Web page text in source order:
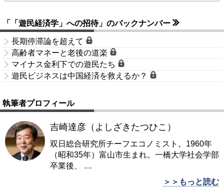
「「遊民経済学」への招待」のバックナンバー
長期停滞論を超えて
高齢者マネーと老後の道楽
マイナス金利下での遊民たち
遊民ビジネスは中国経済を救えるか？
執筆者プロフィール
吉崎達彦（よしざきたつひこ）
双日総合研究所チーフエコノミスト。1960年
（昭和35年）富山市生まれ。一橋大学社会学部
卒業後、
…
＞＞もっと読む